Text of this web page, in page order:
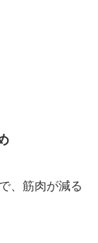
、筋肉が減る